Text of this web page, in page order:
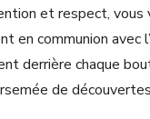
et respect, vous
en communion
derrière chaque
de